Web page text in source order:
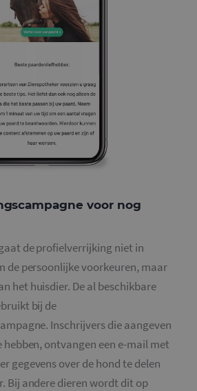
voor nog
de profielverrijking niet in
de persoonlijke voorkeuren, maar
het huisdier. De al beschikbare
bij de
Inschrijvers die aangeven
hebben, ontvangen een e-mail met
gegevens over de hond te delen
Bij andere dieren wordt dit op